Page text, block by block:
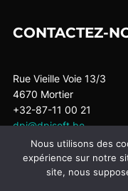
CONTACTEZ-
Rue Vieille Voie 13/3
4670 Mortier
+32-87-11 00 21
dpi@dpisoft.be
Nous utilisons des
expérience sur notre
site, nous